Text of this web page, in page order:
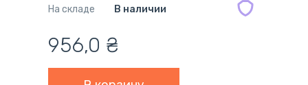
На складе
В наличии
956,0 ₴